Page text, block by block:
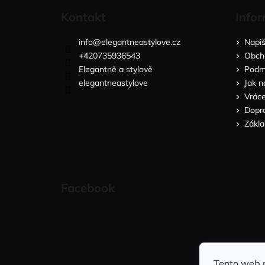
info@elegantneastylove.cz
+420735936543
Elegantně a stylově
elegantneastylove
Jak